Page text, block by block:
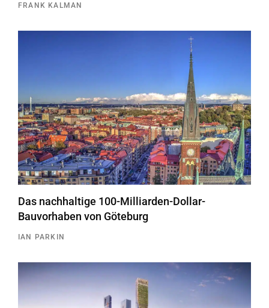
FRANK KALMAN
Das nachhaltige 100-Milliarden-Dollar-
Bauvorhaben von Göteburg
IAN PARKIN